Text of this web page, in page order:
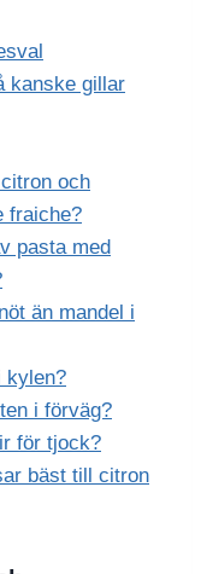
kanske gillar
och
fraiche?
pasta med
än mandel i
kylen?
i förväg?
för tjock?
bäst till citron